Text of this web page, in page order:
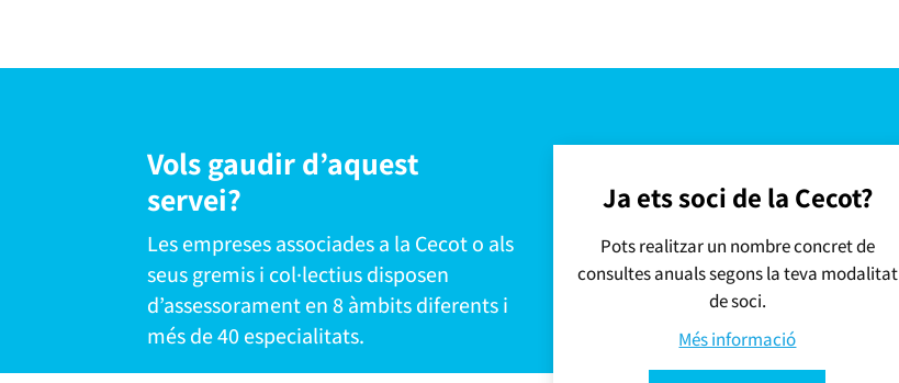
Vols gaudir d’aquest
servei?
Les empreses associades a la Cecot o als
seus gremis i col·lectius disposen
d’assessorament en 8 àmbits diferents i
més de 40 especialitats.
Ja ets soci de la Cecot?
Pots realitzar un nombre concret de
consultes anuals segons la teva modalitat
de soci.
Més informació